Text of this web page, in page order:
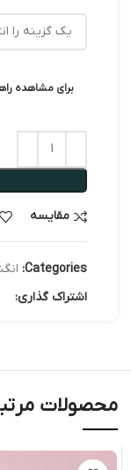
برای مشاهده
مقایسه
Categories:
اشتراک گذاری:
محصولات